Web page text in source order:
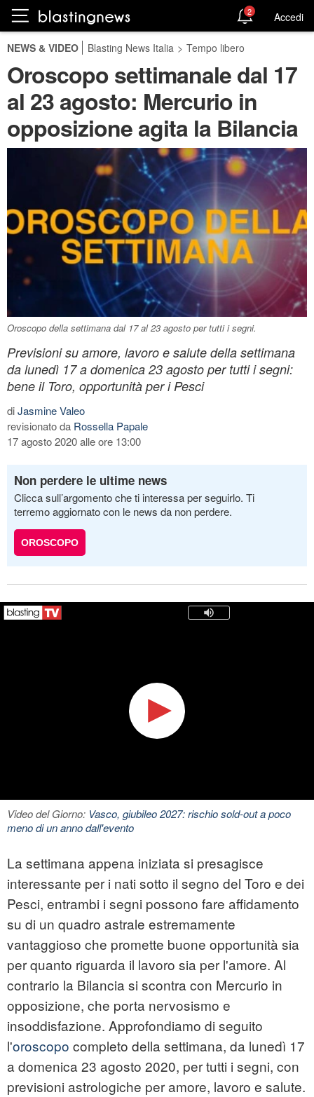
2 Accedi
NEWS & VIDEO Blasting News Italia > Tempo libero
Oroscopo settimanale dal 17
al 23 agosto: Mercurio in
opposizione agita la Bilancia
Oroscopo della settimana dal 17 al 23 agosto per tutti i segni.
Previsioni su amore, lavoro e salute della settimana
da lunedì 17 a domenica 23 agosto per tutti i segni:
bene il Toro, opportunità per i Pesci
diJasmine Valeo
revisionato da Rossella Papale
17 agosto 2020 alle ore 13:00
Non perdere le ultime news
Clicca sull’argomento che ti interessa per seguirlo. Ti
terremo aggiornato con le news da non perdere.
OROSCOPO
Video del Giorno: Vasco, giubileo 2027: rischio sold-out a poco
meno di un anno dall'evento
La settimana appena iniziata si presagisce
interessante per i nati sotto il segno del Toro e dei
Pesci, entrambi i segni possono fare affidamento
su di un quadro astrale estremamente
vantaggioso che promette buone opportunità sia
per quanto riguarda il lavoro sia per l'amore. Al
contrario la Bilancia si scontra con Mercurio in
opposizione, che porta nervosismo e
insoddisfazione. Approfondiamo di seguito
l'oroscopo completo della settimana, da lunedì 17
a domenica 23 agosto 2020, per tutti i segni, con
previsioni astrologiche per amore, lavoro e salute.